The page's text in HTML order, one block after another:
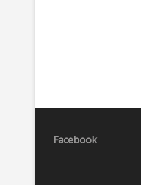
Facebook